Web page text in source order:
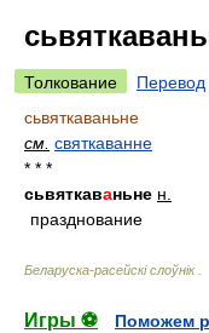
Толкование
Перевод
сьвяткаваньне
см. святкаванне
* * *
сьвяткаваньне н.
празднование
Беларуска-расейскі слоўнік
Игры ⚽
Поможем